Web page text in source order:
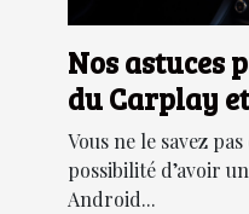
Nos astuces
du Carplay
dans votre
Vous ne le savez
possibilité d’avoir
Android...